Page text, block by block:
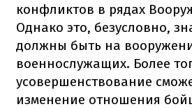
конфликтов в рядах
Однако это, безусловно,
должны быть на
военнослужащих. Более
усовершенствование
изменение отношения